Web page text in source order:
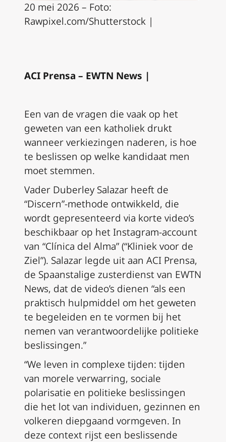
20 mei 2026 – Foto:
Rawpixel.com/Shutterstock |
ACI Prensa – EWTN News |
Een van de vragen die vaak op het
geweten van een katholiek drukt
wanneer verkiezingen naderen, is hoe
te beslissen op welke kandidaat men
moet stemmen.
Vader Duberley Salazar heeft de
“Discern”-methode ontwikkeld, die
wordt gepresenteerd via korte video’s
beschikbaar op het Instagram-account
van “Clínica del Alma” (“Kliniek voor de
Ziel”). Salazar legde uit aan ACI Prensa,
de Spaanstalige zusterdienst van EWTN
News, dat de video’s dienen “als een
praktisch hulpmiddel om het geweten
te begeleiden en te vormen bij het
nemen van verantwoordelijke politieke
beslissingen.”
“We leven in complexe tijden: tijden
van morele verwarring, sociale
polarisatie en politieke beslissingen
die het lot van individuen, gezinnen en
volkeren diepgaand vormgeven. In
deze context rijst een beslissende